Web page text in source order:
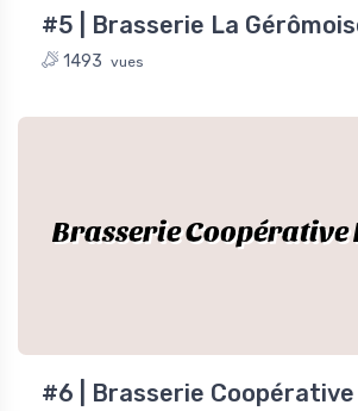
#5 | Brasserie La
1493 vues
Brasserie Coopérative
#6 | Brasserie Coopérative